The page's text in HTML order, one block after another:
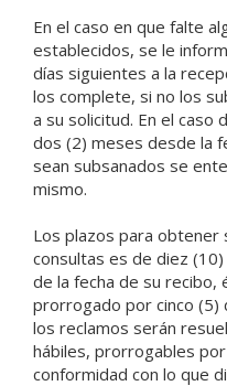
En el caso en que falte
establecidos, se le
días siguientes a la
los complete, si no los
a su solicitud. En el caso
dos (2) meses desde la
sean subsanados se
mismo.
Los plazos para obtener
consultas es de diez
de la fecha de su
prorrogado por cinco (5)
los reclamos serán
hábiles, prorrogables
conformidad con lo que